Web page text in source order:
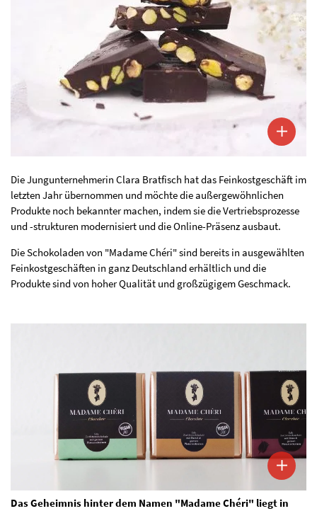
Die Jungunternehmerin Clara Bratfisch hat das Feinkostgeschäft im
letzten Jahr übernommen und möchte die außergewöhnlichen
Produkte noch bekannter machen, indem sie die Vertriebsprozesse
und -strukturen modernisiert und die Online-Präsenz ausbaut.
Die Schokoladen von "Madame Chéri" sind bereits in ausgewählten
Feinkostgeschäften in ganz Deutschland erhältlich und die
Produkte sind von hoher Qualität und großzügigem Geschmack.
Das Geheimnis hinter dem Namen "Madame Chéri" liegt in